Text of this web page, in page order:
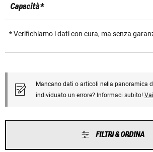
Capacità *
* Verifichiamo i dati con cura, ma senza
Mancano dati o articoli nella panoramica
individuato un errore? Informaci subito!
FILTRI & ORDINA